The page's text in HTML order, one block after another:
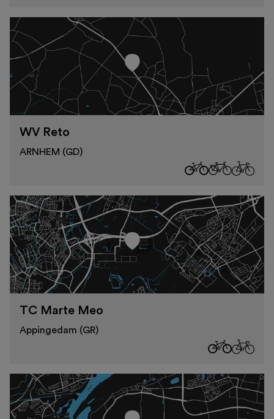
WV Reto
ARNHEM (GD)
TC Marte Meo
Appingedam (GR)